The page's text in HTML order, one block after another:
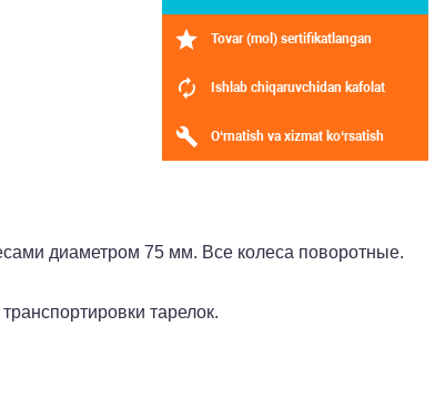
Tovar (mol) sertifikatlangan
Ishlab chiqaruvchidan kafolat
O‘rnatish va xizmat ko‘rsatish
диаметром 75 мм. Все колеса поворотные.
тарелок.